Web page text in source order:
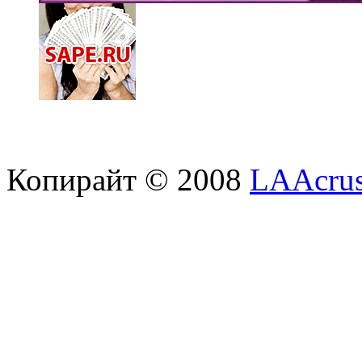
Копирайт © 2008